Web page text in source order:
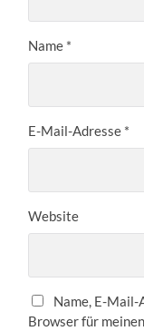
Name *
E-Mail-Adresse *
Website
Name, E-Mail-
Browser für